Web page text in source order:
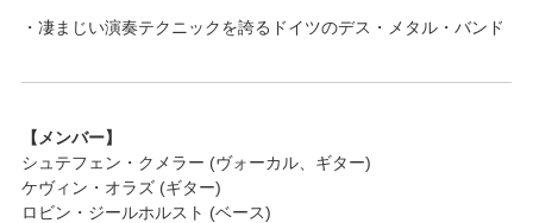
・凄まじい演奏テクニックを誇るドイツのデス・メタル・バンド
【メンバー】
シュテフェン・クメラー (ヴォーカル、ギター)
ケヴィン・オラズ (ギター)
ロビン・ジールホルスト (ベース)